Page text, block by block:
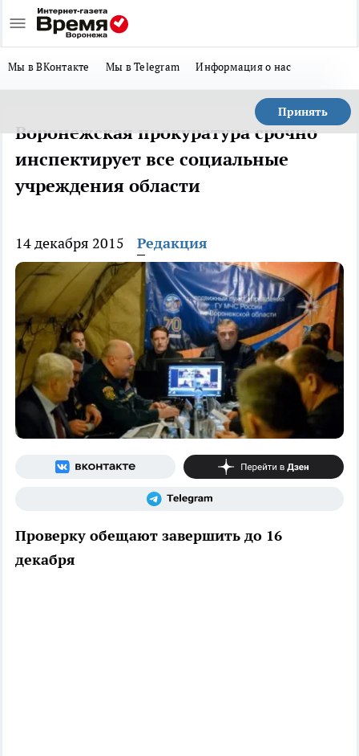
Мы в ВКонтакте Мы в Telegram Информация о нас
Принять
Воронежская прокуратура срочно
инспектирует все социальные
учреждения области
14 декабря 2015 Редакция
Проверку обещают завершить до 16
декабря